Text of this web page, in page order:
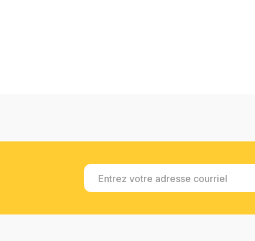
Entrez votre adresse courriel